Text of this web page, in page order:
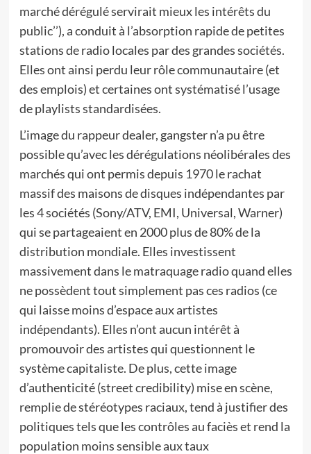
marché dérégulé servirait mieux les intérêts du
public’’), a conduit à l’absorption rapide de petites
stations de radio locales par des grandes sociétés.
Elles ont ainsi perdu leur rôle communautaire (et
des emplois) et certaines ont systématisé l’usage
de playlists standardisées.
L’image du rappeur dealer, gangster n’a pu être
possible qu’avec les dérégulations néolibérales des
marchés qui ont permis depuis 1970 le rachat
massif des maisons de disques indépendantes par
les 4 sociétés (Sony/ATV, EMI, Universal, Warner)
qui se partageaient en 2000 plus de 80% de la
distribution mondiale. Elles investissent
massivement dans le matraquage radio quand elles
ne possèdent tout simplement pas ces radios (ce
qui laisse moins d’espace aux artistes
indépendants). Elles n’ont aucun intérêt à
promouvoir des artistes qui questionnent le
système capitaliste. De plus, cette image
d’authenticité (street credibility) mise en scène,
remplie de stéréotypes raciaux, tend à justifier des
politiques tels que les contrôles au faciès et rend la
population moins sensible aux taux